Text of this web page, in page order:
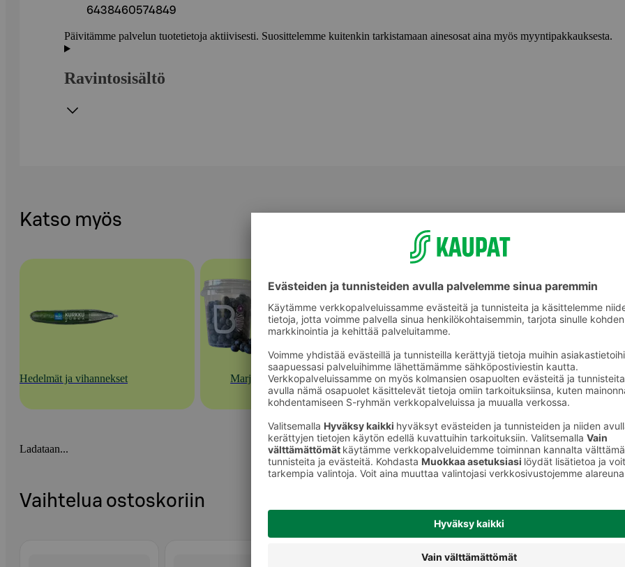
6438460574849
Päivitämme palvelun tuotetietoja aktiivisesti. Suosittelemme kuitenkin tarkistamaan ainesosat aina myös myyntipakkauksesta.
Ravintosisältö
Katso myös
Hedelmät ja vihannekset Marjat
Ladataan...
Vaihtelua ostoskoriin